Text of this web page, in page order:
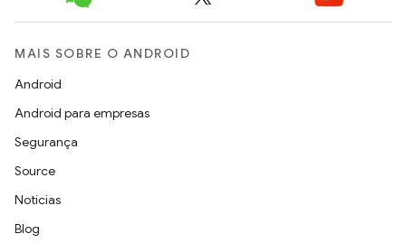
MAIS SOBRE O ANDROID
Android
Android para empresas
Segurança
Source
Notícias
Blog